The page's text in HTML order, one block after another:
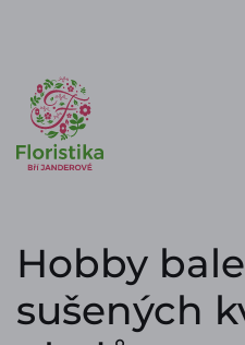
Hobby
sušených